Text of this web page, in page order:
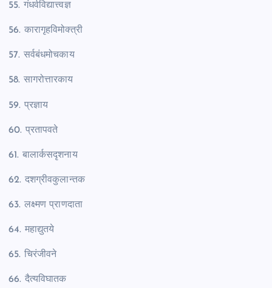
55. गंधर्वविद्यात्त्वज्ञ
56. कारागृहविमोक्त्री
57. सर्वबंधमोचकाय
58. सागरोत्तारकाय
59. प्रज्ञाय
60. प्रतापवते
61. बालार्कसदृशनाय
62. दशग्रीवकुलान्तक
63. लक्ष्मण प्राणदाता
64. महाद्युतये
65. चिरंजीवने
66. दैत्यविघातक